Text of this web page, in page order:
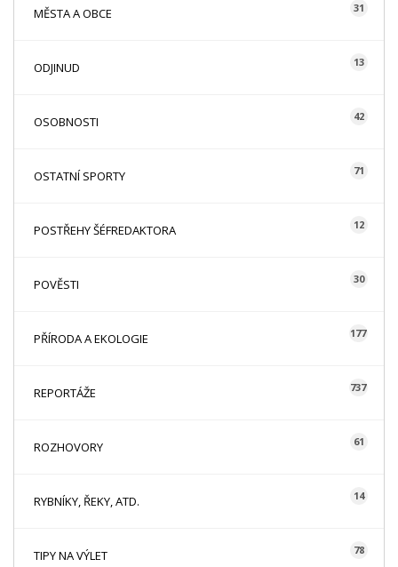
MĚSTA A OBCE 31
ODJINUD 13
OSOBNOSTI 42
OSTATNÍ SPORTY 71
POSTŘEHY ŠÉFREDAKTORA 12
POVĚSTI 30
PŘÍRODA A EKOLOGIE 177
REPORTÁŽE 737
ROZHOVORY 61
RYBNÍKY, ŘEKY, ATD. 14
TIPY NA VÝLET 78